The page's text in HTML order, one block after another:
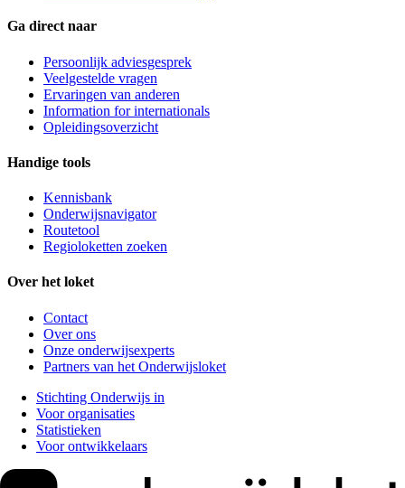
Ga direct naar
Persoonlijk adviesgesprek
Veelgestelde vragen
Ervaringen van anderen
Information for internationals
Opleidingsoverzicht
Handige tools
Kennisbank
Onderwijsnavigator
Routetool
Regioloketten zoeken
Over het loket
Contact
Over ons
Onze onderwijsexperts
Partners van het Onderwijsloket
Stichting Onderwijs in
Voor organisaties
Statistieken
Voor ontwikkelaars